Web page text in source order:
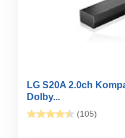
LG S20A 2.0ch
Dolby...
(105)